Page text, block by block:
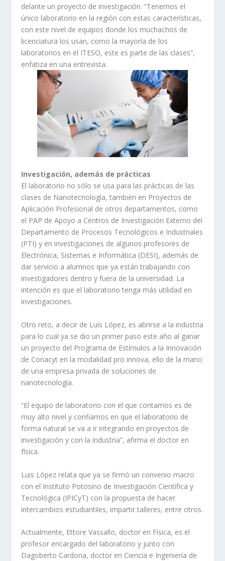
delante un proyecto de investigación. “Tenemos el
único laboratorio en la región con estas características,
con este nivel de equipos donde los muchachos de
licenciatura los usan, como la mayoría de los
laboratorios en el ITESO, este es parte de las clases”,
enfatiza en una entrevista.
Investigación, además de prácticas
El laboratorio no sólo se usa para las prácticas de las
clases de Nanotecnología, también en Proyectos de
Aplicación Profesional de otros departamentos, como
el PAP de Apoyo a Centros de Investigación Externo del
Departamento de Procesos Tecnológicos e Industriales
(PTI) y en investigaciones de algunos profesores de
Electrónica, Sistemas e Informática (DESI), además de
dar servicio a alumnos que ya están trabajando con
investigadores dentro y fuera de la universidad. La
intención es que el laboratorio tenga más utilidad en
investigaciones.
Otro reto, a decir de Luis López, es abrirse a la industria
para lo cual ya se dio un primer paso este año al ganar
un proyecto del Programa de Estímulos a la Innovación
de Conacyt en la modalidad pro innova, ello de la mano
de una empresa privada de soluciones de
nanotecnología.
“El equipo de laboratorio con el que contamos es de
muy alto nivel y confiamos en que el laboratorio de
forma natural se va a ir integrando en proyectos de
investigación y con la industria”, afirma el doctor en
física.
Luis López relata que ya se firmó un convenio macro
con el Instituto Potosino de Investigación Científica y
Tecnológica (IPICyT) con la propuesta de hacer
intercambios estudiantiles, impartir talleres, entre otros.
Actualmente, Ettore Vassallo, doctor en Física, es el
profesor encargado del laboratorio y junto con
Dagoberto Cardona, doctor en Ciencia e Ingeniería de